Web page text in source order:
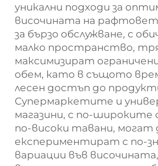
уникални подходи за
височината на
за бързо обслужване, с
малко пространство,
максимизират
обем, като в същото
лесен достъп до
Супермаркетите и
магазини, с по-широките
по-високи тавани, могат
експериментират с по-
вариации във